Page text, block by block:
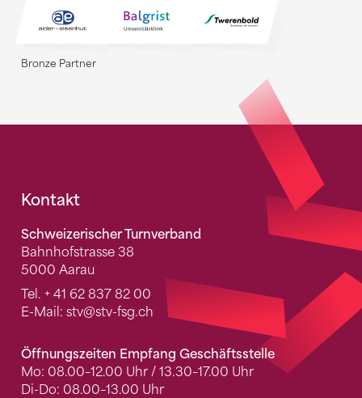
Bronze Partner
Fusszeile
Kontakt
Schweizerischer Turnverband
Bahnhofstrasse 38
5000 Aarau
Tel. + 41 62 837 82 00
E-Mail: stv@stv-fsg.ch
Öffnungszeiten Empfang Geschäftsstelle
Mo: 08.00–12.00 Uhr / 13.30–17.00 Uhr
Di-Do: 08.00–13.00 Uhr